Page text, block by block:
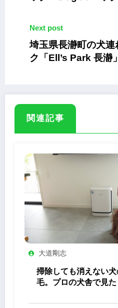
Next post
埼玉県長瀞町の犬
ク「Ell’s Park 長瀞
関連記事
大道剛志
掃除しても消えない
毛。プロの犬舎で見